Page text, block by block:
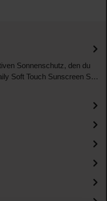
Sonnenschutz, den du
Soft Touch Sunscreen S…